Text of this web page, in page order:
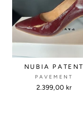
NUBIA PATENT
PAVEMENT
2.399,00 kr